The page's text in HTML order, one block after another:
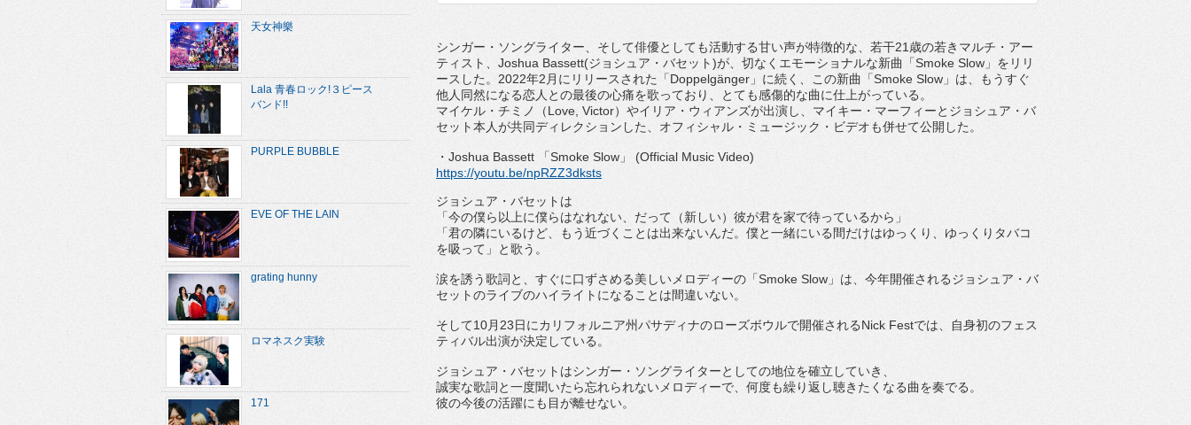
シンガー・ソングライター、 そして俳優としても活動する甘い声が特徴的な、若干21 歳の若き マルチ・アー
ティスト、 Joshua Bassett(ジョシュア・バセット)が、 切なくエモーショナルな新曲「Smoke Slow 」をリリ
ースした。 2022年2 月にリリースされた「Doppelgänger 」に続く、この新曲「Smoke Slow 」は、もうすぐ
他人同然になる恋人との最後の心痛を歌っており、とても感傷的な曲に仕上がっている。
マイケル・チミノ（Love, Victor）やイリア・ウィアンズが出演し、マイキー・ マーフィーとジョシュア・ バ
セット本人が共同ディレクションした、オフィシャル・ ミュージック・ビデオも併せて公開した。
・ Joshua Bassett 「Smoke Slow 」
(Official Music Video)
https://youtu.be/npRZZ3dksts
ジョシュア・バセットは
「今の僕ら以上に僕らはなれない、だって（新しい） 彼が君を家で待っているから」
「君の隣にいるけど、もう近づくことは出来ないんだ。 僕と一緒にいる間だけはゆっくり、ゆっくりタバコ
を吸って」
と歌う。
涙を誘う歌詞と、すぐに口ずさめる美しいメロディーの「Smoke Slow 」は、今年開催されるジョシュア・バ
セットのライブのハイライトになることは間違いない。
そして10月 23日にカリフォルニア州パサディナのローズボウルで開催されるNick Festでは、自身初のフェス
ティバル出演が決定している。
ジョシュア・バセットはシンガー・ ソングライターとしての地位を確立していき、
誠実な歌詞と一度聞いたら忘れられないメロディーで、 何度も繰り返し聴きたくなる曲を奏でる。
彼の今後の活躍にも目が離せない。
天女神樂
Lala 青春ロック!３ピース
バンド!!
PURPLE BUBBLE
EVE OF THE LAIN
grating hunny
ロマネスク実験
171